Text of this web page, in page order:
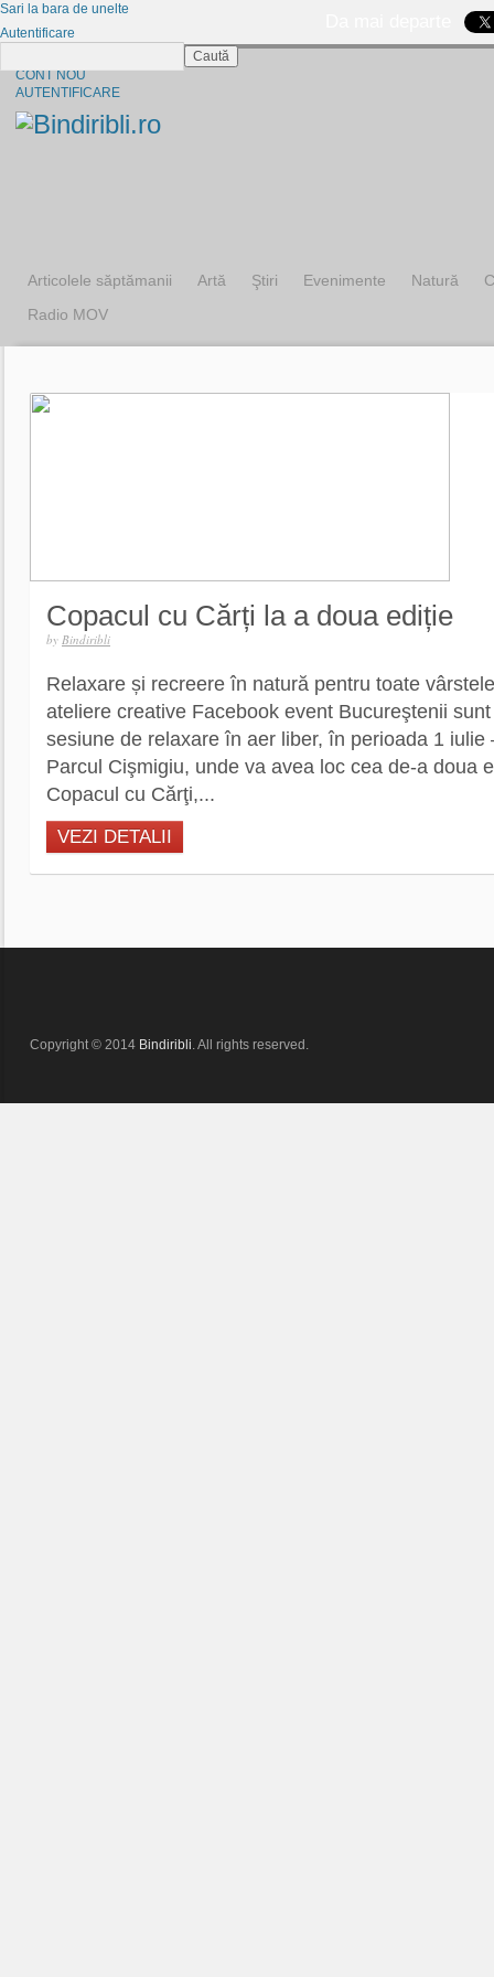
CONT NOU
AUTENTIFICARE
Articolele săptămanii Artă Ştiri Evenimente Natură
Radio MOV
Copacul cu Cărți la a doua ediție
by Bindiribli
Relaxare și recreere în natură pentru toate
ateliere creative Facebook event Bucureştenii
sesiune de relaxare în aer liber, în perioada 1 iulie
Parcul Cişmigiu, unde va avea loc cea de-a doua
Copacul cu Cărţi,...
VEZI DETALII
Copyright © 2014 Bindiribli. All rights reserved.
Sari la bara de unelte
Autentificare
Caută